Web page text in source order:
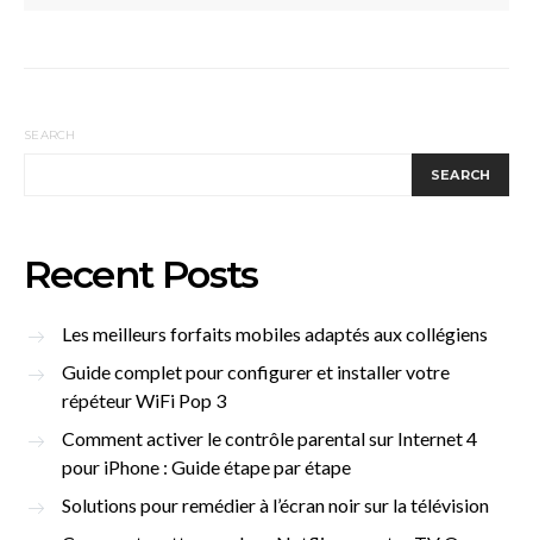
SEARCH
SEARCH
Recent Posts
Les meilleurs forfaits mobiles adaptés aux collégiens
Guide complet pour configurer et installer votre
répéteur WiFi Pop 3
Comment activer le contrôle parental sur Internet 4
pour iPhone : Guide étape par étape
Solutions pour remédier à l’écran noir sur la télévision